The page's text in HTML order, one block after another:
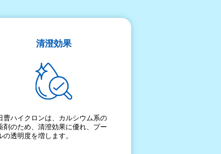
清澄効果
曹ハイクロンは、カルシウム系の
剤のため、清澄効果に優れ、プー
の透明度を増します。